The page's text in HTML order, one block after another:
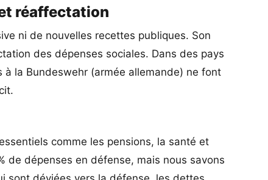
réaffectation
ni de nouvelles recettes publiques. Son
des dépenses sociales. Dans des pays
à la Bundeswehr (armée allemande) ne font
comme les pensions, la santé et
de dépenses en défense, mais nous savons